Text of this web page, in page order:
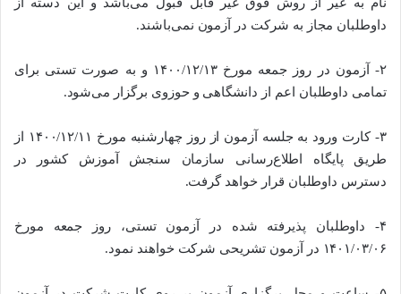
داوطلبان مجاز به شرکت در آزمون نمی‌باشند.
۲- آزمون در روز جمعه مورخ ۱۴۰۰/۱۲/۱۳ و به صورت تستی برای
تمامی داوطلبان اعم از دانشگاهی و حوزوی برگزار می‌شود.
۳- کارت ورود به جلسه آزمون از روز چهارشنبه مورخ ۱۴۰۰/۱۲/۱۱ از
طریق پایگاه اطلاع‌رسانی سازمان سنجش آموزش کشور در
دسترس داوطلبان قرار خواهد گرفت.
۴- داوطلبان پذیرفته شده در آزمون تستی، روز جمعه مورخ
۱۴۰۱/۰۳/۰۶ در آزمون تشریحی شرکت خواهند نمود.